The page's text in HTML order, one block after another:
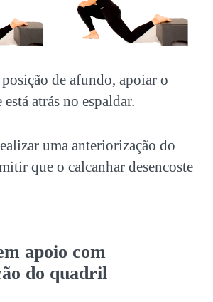
de afundo, apoiar o
atrás no espaldar.
uma anteriorização do
que o calcanhar desencoste
apoio com
do quadril